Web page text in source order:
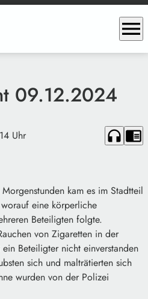
menu
09.12.2024
Uhr headphones chrome_reader_mode
kam es im Stadtteil
eine körperliche
Beteiligten folgte.
von Zigaretten in der
Beteiligter nicht einverstanden
sich und malträtierten sich
wurden von der Polizei